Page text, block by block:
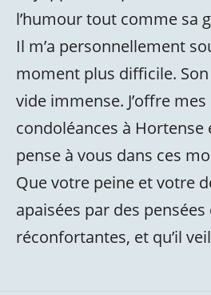
l’humour tout comme sa
Il m’a personnellement
moment plus difficile.
vide immense. J’offre
condoléances à Hortense
pense à vous dans ces
Que votre peine et votre
apaisées par des
réconfortantes, et qu’il